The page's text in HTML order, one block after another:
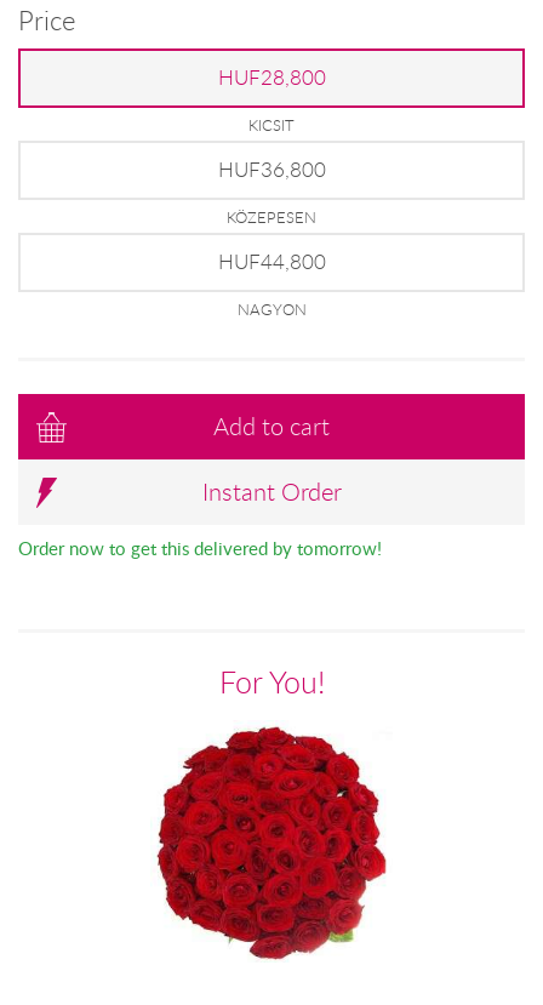
Price
HUF28,800
KICSIT
HUF36,800
KÖZEPESEN
HUF44,800
NAGYON
Add to cart
Instant Order
Order now to get this delivered by tomorrow!
For You!